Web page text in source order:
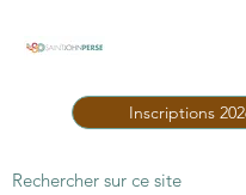
Inscriptions